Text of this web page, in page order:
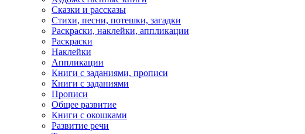
Сказки и рассказы
Стихи, песни, потешки, загадки
Раскраски, наклейки, аппликации
Раскраски
Наклейки
Аппликации
Книги с заданиями, прописи
Книги с заданиями
Прописи
Общее развитие
Книги с окошками
Развитие речи